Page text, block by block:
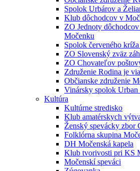
Spolok Urbárov a
Klub dôchodcov v
ZO Jednoty
Močenku
Spolok červeného
ZO Slovenský zväz
ZO Chovateľov
Združenie Rodina je
Občianske združenie
Vinársky spolok
Kultúra
Kultúrne stredisko
Klub amatérskych
Ženský spevácky zbor
Folklórna skupina
DH Močenská kapela
Klub tvorivosti pri KS
Močenskí speváci